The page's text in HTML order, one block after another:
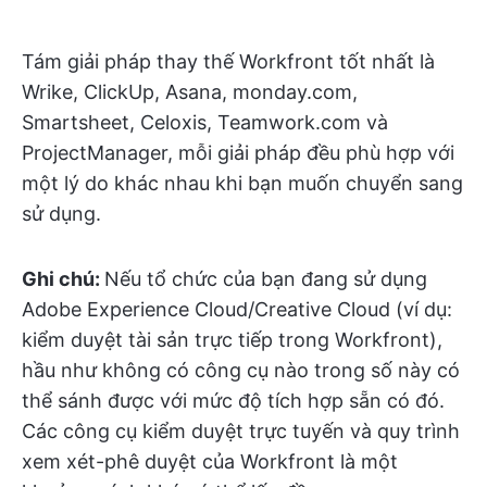
Tám giải pháp thay thế Workfront tốt nhất là
Wrike, ClickUp, Asana, monday.com,
Smartsheet, Celoxis, Teamwork.com và
ProjectManager, mỗi giải pháp đều phù hợp với
một lý do khác nhau khi bạn muốn chuyển sang
sử dụng.
Ghi chú: Nếu tổ chức của bạn đang sử dụng
Adobe Experience Cloud/Creative Cloud (ví dụ:
kiểm duyệt tài sản trực tiếp trong Workfront),
hầu như không có công cụ nào trong số này có
thể sánh được với mức độ tích hợp sẵn có đó.
Các công cụ kiểm duyệt trực tuyến và quy trình
xem xét-phê duyệt của Workfront là một